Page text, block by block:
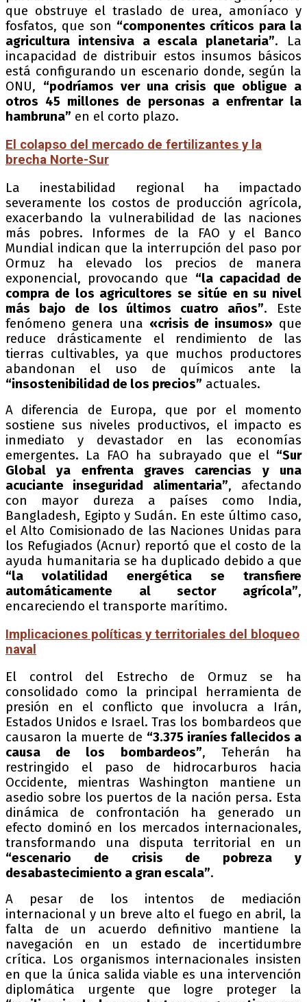
que obstruye el traslado de urea, amoníaco y
fosfatos, que son “componentes críticos para la
agricultura intensiva a escala planetaria”. La
incapacidad de distribuir estos insumos básicos
está configurando un escenario donde, según la
ONU, “podríamos ver una crisis que obligue a
otros 45 millones de personas a enfrentar la
hambruna” en el corto plazo.
El colapso del mercado de fertilizantes y la
brecha Norte-Sur
La inestabilidad regional ha impactado
severamente los costos de producción agrícola,
exacerbando la vulnerabilidad de las naciones
más pobres. Informes de la FAO y el Banco
Mundial indican que la interrupción del paso por
Ormuz ha elevado los precios de manera
exponencial, provocando que “la capacidad de
compra de los agricultores se sitúe en su nivel
más bajo de los últimos cuatro años”. Este
fenómeno genera una «crisis de insumos» que
reduce drásticamente el rendimiento de las
tierras cultivables, ya que muchos productores
abandonan el uso de químicos ante la
“insostenibilidad de los precios” actuales.
A diferencia de Europa, que por el momento
sostiene sus niveles productivos, el impacto es
inmediato y devastador en las economías
emergentes. La FAO ha subrayado que el “Sur
Global ya enfrenta graves carencias y una
acuciante inseguridad alimentaria”, afectando
con mayor dureza a países como India,
Bangladesh, Egipto y Sudán. En este último caso,
el Alto Comisionado de las Naciones Unidas para
los Refugiados (Acnur) reportó que el costo de la
ayuda humanitaria se ha duplicado debido a que
“la volatilidad energética se transfiere
automáticamente al sector agrícola”,
encareciendo el transporte marítimo.
Implicaciones políticas y territoriales del bloqueo
naval
El control del Estrecho de Ormuz se ha
consolidado como la principal herramienta de
presión en el conflicto que involucra a Irán,
Estados Unidos e Israel. Tras los bombardeos que
causaron la muerte de “3.375 iraníes fallecidos a
causa de los bombardeos”, Teherán ha
restringido el paso de hidrocarburos hacia
Occidente, mientras Washington mantiene un
asedio sobre los puertos de la nación persa. Esta
dinámica de confrontación ha generado un
efecto dominó en los mercados internacionales,
transformando una disputa territorial en un
“escenario de crisis de pobreza y
desabastecimiento a gran escala”.
A pesar de los intentos de mediación
internacional y un breve alto el fuego en abril, la
falta de un acuerdo definitivo mantiene la
navegación en un estado de incertidumbre
crítica. Los organismos internacionales insisten
en que la única salida viable es una intervención
diplomática urgente que logre proteger la